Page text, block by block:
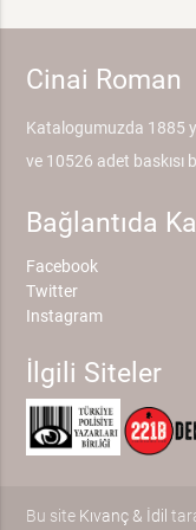
Cinai Roman
Katalogumuzda 1885
ve 10526 adet baskısı
Bağlantıda
Facebook
Twitter
Instagram
İlgili Siteler
Bu site Kıvanç & İdil